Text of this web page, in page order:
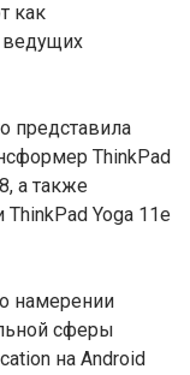
как
ведущих
представила
ThinkPad
а также
Yoga 11e
намерении
сферы
на Android